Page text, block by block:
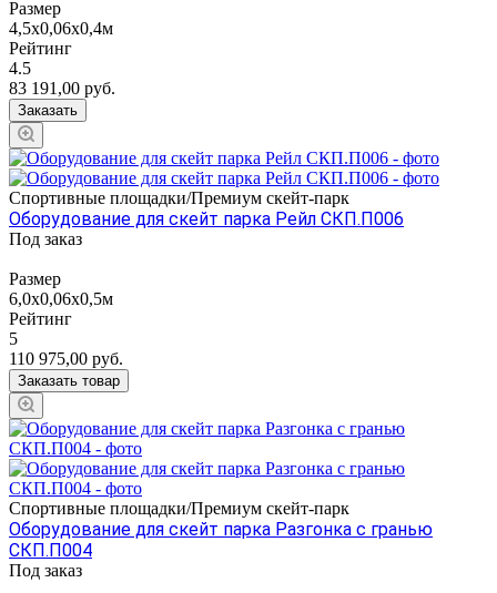
Размер
4,5х0,06х0,4м
Рейтинг
4.5
83 191,00 руб.
Заказать
Спортивные площадки/Премиум скейт-парк
Оборудование для скейт парка Рейл СКП.П006
Под заказ
Размер
6,0х0,06х0,5м
Рейтинг
5
110 975,00 руб.
Заказать товар
Спортивные площадки/Премиум скейт-парк
Оборудование для скейт парка Разгонка с гранью
СКП.П004
Под заказ